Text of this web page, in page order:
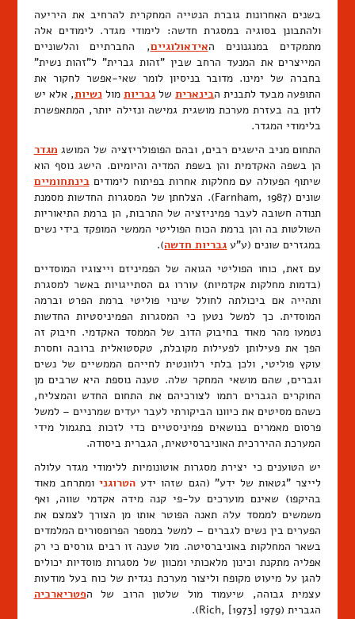
בשנים האחרונות גוברת הנטייה המחקרית להרחיב את היריעה
ולהתבונן בסוגיה במסגרת חדשה: לימודי מגדר. לימודים אלה
מתמקדים במנגנונים האידאולוגיים, החברתיים והלשוניים
המייצרים את המנעד הרחב שבין "זהות גברית" ל"זהות נשית"
בחברה של ימינו. מדובר בניסיון לומר שאי-אפשר לחקור את
התופעה מבעד לתבנית הבינאריתשלגבריות מולנשיות, אלא יש
לדון בה בעזרת מערכת מושגית גמישה ונזילה יותר, המתאפשרת
בלימודי המגדר.
התחום מניב הישגים רבים, ובהם הפופולריזציה של המושג מגדר
הן בשפה האקדמית והן בשפת המדיה והיומיום. הישג נוסף הוא
שיתוף הפעולה עם מחלקות אחרות בפיתוח לימודיםבינתחומיים
שונים (Farnham, 1987). הצלחתן של המסגרות החדשות מסמנת
תנודה חשובה לעבר פמיניזציה של התרבות, הן ברמת התיאוריות
השולטות בה והן ברמת הכוח הפוליטי הממשי המופקד בידי נשים
במגזרים שונים (ע"ע גבריות חדשה).
עם זאת, כוחו הפוליטי הגואה של הפמיניזם וייצוגיו המוסדיים
(בדמות מחלקות אקדמיות) עוררו גם הסתייגויות באשר למסגרת
ותהייה אם ביכולתה לחולל שינוי פוליטי ברמת הפרט וברמה
המוסדית. כך למשל נטען כי המסגרות הפמיניסטיות החדשות
נטמעו מהר מאוד בחיבוק הדוב של הממסד האקדמי. חיבוק זה
הפך את פעילותן לפעילות מקובלת, טקסטואלית ברובה וחסרת
עוקץ פוליטי, ולכן בלתי רלוונטית לחייהם הממשיים של נשים
וגברים, שהם מושאי המחקר שלה. טענה נוספת היא שרבים מן
החוקרים הגברים רתמו לצורכיהם את התחום החדש והמצליח,
כשהם מסיטים את כיוונו הביקורתי לעבר יעדים שמרניים – למשל
פרסום מאמרים בנושאים פמיניסטיים כדי לזכות בתגמול מידי
המערכת ההיררכית האוניברסיטאית, הגברית ביסודה.
יש הטוענים כי יצירת מסגרות אוטונומיות ללימודי מגדר עלולה
לייצר "גטאות של ידע" (הגם שזהו ידעהטרוגני ומתרחב מאוד
בהיקפו) שאינם מוערכים על-פי קנה מידה אקדמי שווה, ואף
משמשים לממסד עלה תאנה הפוטר אותו מן הצורך לצמצם את
הפערים בין נשים לגברים – למשל במספר הפרופסורים המלמדים
בשאר המחלקות באוניברסיטה. מול טענה זו רבים גורסים כי רק
אפליה מתקנת וכינון מלאכותי ומכוון של מסגרות מוסדיות יכולים
להגן על מיעוט מקופח וליצור מערכת נגדית של כוח בעל מודעות
עצמית גבוהה, שיעמוד מול שלטון הרוב של הפטריארכיה
הגברית (Rich, [1973] 1979).